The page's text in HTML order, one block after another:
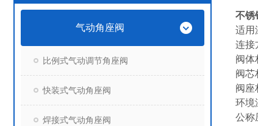
气动角座阀
比例式气动调节角座阀
快装式气动角座阀
焊接式气动角座阀
不锈
适用
连接
阀体
阀芯
阀座
环境
公称